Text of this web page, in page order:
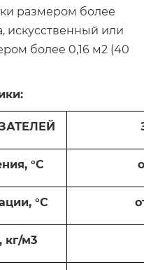
размером более
искусственный или
более 0,16 м2 (40
°С
°С
кг/м3